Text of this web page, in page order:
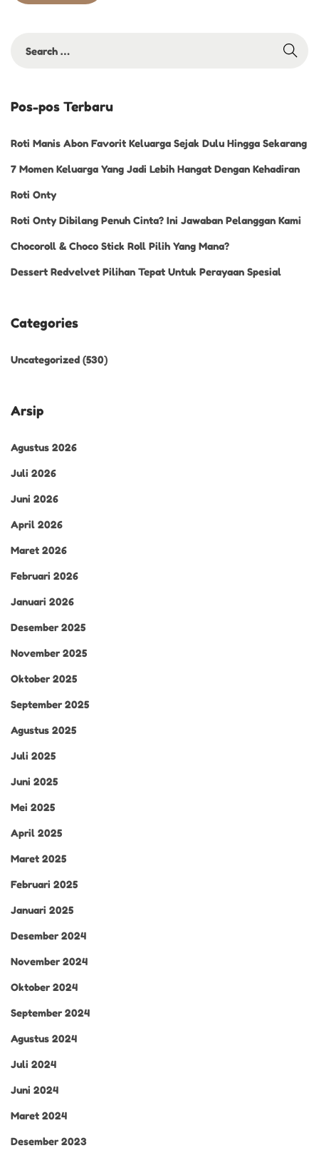
Pos-pos Terbaru
Roti Manis Abon Favorit Keluarga Sejak Dulu Hingga Sekarang
7 Momen Keluarga Yang Jadi Lebih Hangat Dengan Kehadiran
Roti Onty
Roti Onty Dibilang Penuh Cinta? Ini Jawaban Pelanggan Kami
Chocoroll & Choco Stick Roll Pilih Yang Mana?
Dessert Redvelvet Pilihan Tepat Untuk Perayaan Spesial
Categories
Uncategorized (530)
Arsip
Agustus 2026
Juli 2026
Juni 2026
April 2026
Maret 2026
Februari 2026
Januari 2026
Desember 2025
November 2025
Oktober 2025
September 2025
Agustus 2025
Juli 2025
Juni 2025
Mei 2025
April 2025
Maret 2025
Februari 2025
Januari 2025
Desember 2024
November 2024
Oktober 2024
September 2024
Agustus 2024
Juli 2024
Juni 2024
Maret 2024
Desember 2023